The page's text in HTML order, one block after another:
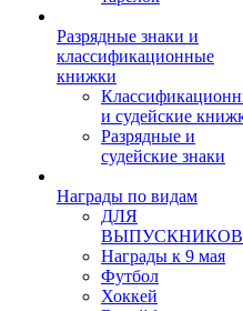
Разрядные знаки и
классификационные
книжки
и судейские
Разрядные и
судейские знаки
Награды по видам
ДЛЯ
ВЫПУСКНИКОВ
Награды к 9 мая
Футбол
Хоккей